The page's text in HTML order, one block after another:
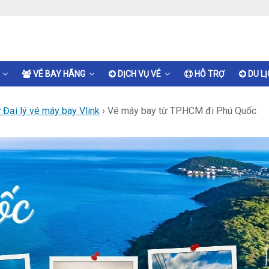
VÉ BAY HÃNG DỊCH VỤ VÉ HỖ TRỢ DU
Đại lý vé máy bay Vlink › Vé máy bay từ TP.HCM đi Phú Quốc